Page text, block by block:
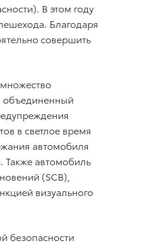
В этом году
Благодаря
совершить
объединенный
в светлое время
автомобиля
автомобиль
(SCB),
визуального
безопасности